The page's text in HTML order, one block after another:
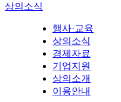
상의소식
행사·교육
상의소식
경제자료
기업지원
상의소개
이용안내